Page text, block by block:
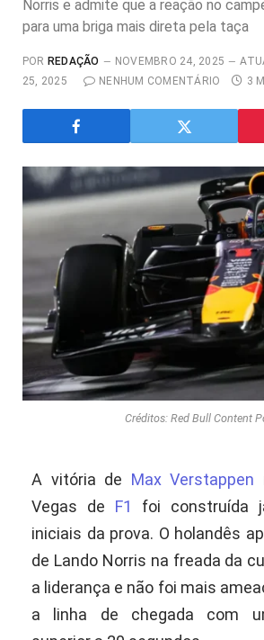
Norris e admite que a reação no
para uma briga mais direta pela taça
POR REDAÇÃO NOVEMBRO 24, 2025
25, 2025
NENHUM COMENTÁRIO 3
Créditos: Red Bull Content
A vitória de Max Verstappen
Vegas de F1
foi construída
iniciais da prova. O holandês
de Lando Norris na freada da
a liderança e não foi mais
a linha de chegada com